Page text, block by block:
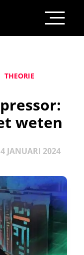
THEORIE
weten
4 JANUARI 2024